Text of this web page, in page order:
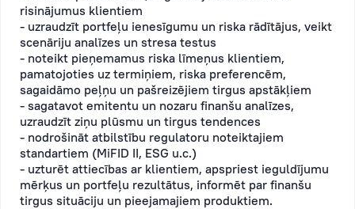
risinājumus klientiem
- uzraudzīt portfeļu ienesīgumu un riska rādītājus, veikt
scenāriju analīzes un stresa testus
- noteikt pieņemamus riska līmeņus klientiem,
pamatojoties uz termiņiem, riska preferencēm,
sagaidāmo peļņu un pašreizējiem tirgus apstākļiem
- sagatavot emitentu un nozaru finanšu analīzes,
uzraudzīt ziņu plūsmu un tirgus tendences
- nodrošināt atbilstību regulatoru noteiktajiem
standartiem (MiFID II, ESG u.c.)
- uzturēt attiecības ar klientiem, apspriest ieguldījumu
mērķus un portfeļu rezultātus, informēt par finanšu
tirgus situāciju un pieejamajiem produktiem.